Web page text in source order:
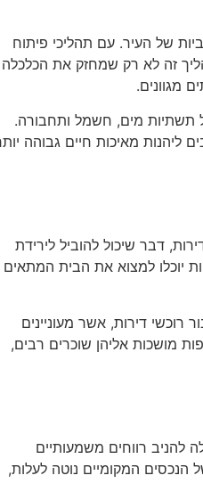
של העיר. עם תהליכי פיתוח
זה לא רק שמחזק את הכלכלה
מגוונים.
תשתיות מים, חשמל ותחבורה.
מאיכות חיים גבוהה
דבר שיכול להוביל לירידת
יוכלו למצוא את הבית המתאים
רוכשי דירות, אשר מעוניינים
מושכות אליהן שוכרים רבים,
להניב רווחים משמעותיים
המקומיים נוטה לעלות,